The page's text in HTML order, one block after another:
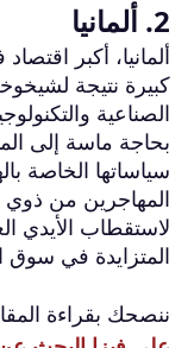
2. ألمانيا
ألمانيا، أكبر
كبيرة نتيجة
الصناعية
بحاجة ماسة إلى
سياساتها الخاصة
المهاجرين من ذوي
لاستقطاب الأيدي
المتزايدة في سوق
ننصحك بقراءة